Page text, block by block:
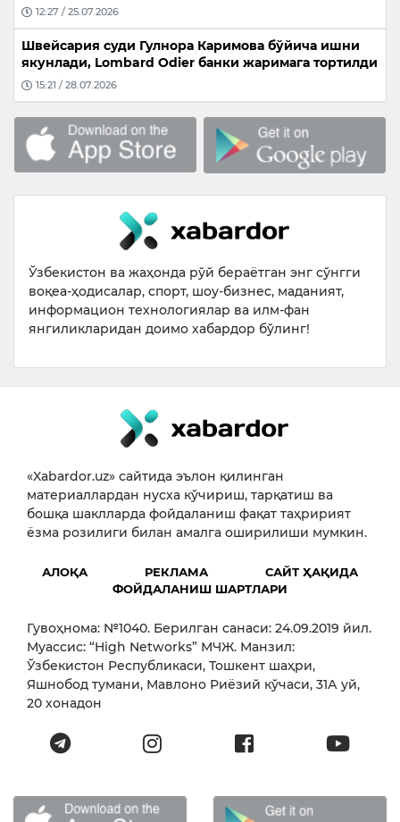
12:27 / 25.07.2026
Швейсария суди Гулнора Каримова бўйича ишни
якунлади, Lombard Odier банки жаримага тортилди
15:21 / 28.07.2026
Ўзбекистон ва жаҳонда рўй бераётган энг сўнгги
воқеа-ҳодисалар, спорт, шоу-бизнес, маданият,
информацион технологиялар ва илм-фан
янгиликларидан доимо хабардор бўлинг!
«Xabardor.uz» сайтида эълон қилинган
материаллардан нусха кўчириш, тарқатиш ва
бошқа шаклларда фойдаланиш фақат таҳририят
ёзма розилиги билан амалга оширилиши мумкин.
АЛОҚА РЕКЛАМА
САЙТ ҲАҚИДА
ФОЙДАЛАНИШ ШАРТЛАРИ
Гувоҳнома: №1040. Берилган санаси: 24.09.2019 йил.
Муассис: “High Networks” МЧЖ. Манзил:
Ўзбекистон Республикаси, Тошкент шаҳри,
Яшнобод тумани, Мавлоно Риёзий кўчаси, 31А уй,
20 хонадон